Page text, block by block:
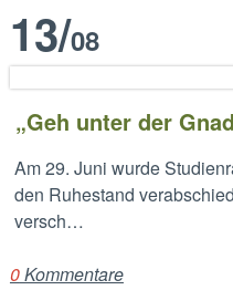
13/08
„Geh unter der
Am 29. Juni wurde
den Ruhestand
versch…
0Kommentare